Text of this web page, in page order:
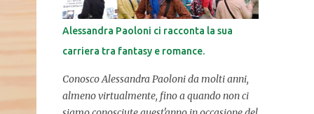
Alessandra Paoloni ci racconta la sua
carriera tra fantasy e romance.
Conosco Alessandra Paoloni da molti anni,
almeno virtualmente, fino a quando non ci